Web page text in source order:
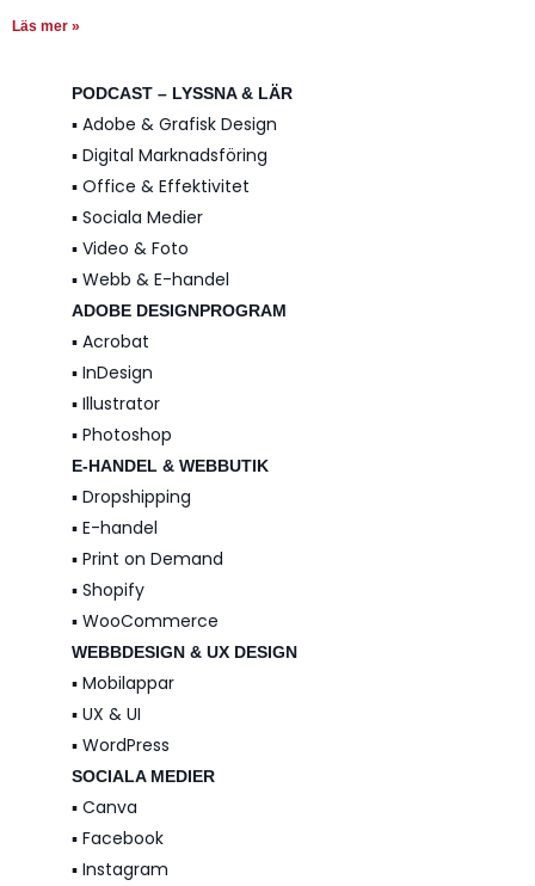
PODCAST – LYSSNA & LÄR
▪️ Adobe & Grafisk Design
▪️ Digital Marknadsföring
▪️ Office & Effektivitet
▪️ Sociala Medier
▪️ Video & Foto
▪️ Webb & E-handel
ADOBE DESIGNPROGRAM
▪️ Acrobat
▪️ InDesign
▪️ Illustrator
▪️ Photoshop
E-HANDEL & WEBBUTIK
▪️ Dropshipping
▪️ E-handel
▪️ Print on Demand
▪️ Shopify
▪️ WooCommerce
WEBBDESIGN & UX DESIGN
▪️ Mobilappar
▪️ UX & UI
▪️ WordPress
SOCIALA MEDIER
▪️ Canva
▪️ Facebook
▪️ Instagram
Läs mer »